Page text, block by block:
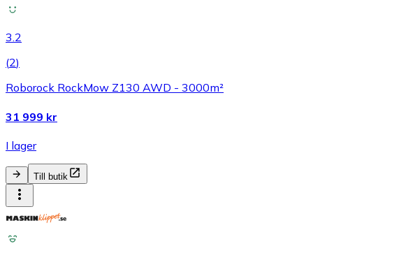
3.2
(2)
Roborock RockMow Z130 AWD - 3000m²
31 999 kr
I lager
Till butik